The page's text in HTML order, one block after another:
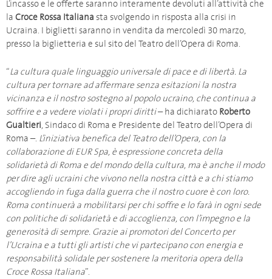
L’incasso e le offerte saranno interamente devoluti all’attività che
la Croce Rossa Italiana sta svolgendo in risposta alla crisi in
Ucraina. I biglietti saranno in vendita da mercoledì 30 marzo,
presso la biglietteria e sul sito del Teatro dell’Opera di Roma.
“La cultura quale linguaggio universale di pace e di libertà. La
cultura per tornare ad affermare senza esitazioni la nostra
vicinanza e il nostro sostegno al popolo ucraino, che continua a
soffrire e a vedere violati i propri diritti– ha dichiarato Roberto
Gualtieri, Sindaco di Roma e Presidente del Teatro dell’Opera di
Roma –. L’iniziativa benefica del Teatro dell’Opera, con la
collaborazione di EUR Spa, è espressione concreta della
solidarietà di Roma e del mondo della cultura, ma è anche il modo
per dire agli ucraini che vivono nella nostra città e a chi stiamo
accogliendo in fuga dalla guerra che il nostro cuore è con loro.
Roma continuerà a mobilitarsi per chi soffre e lo farà in ogni sede
con politiche di solidarietà e di accoglienza, con l’impegno e la
generosità di sempre. Grazie ai promotori del Concerto per
l’Ucraina e a tutti gli artisti che vi partecipano con energia e
responsabilità solidale per sostenere la meritoria opera della
Croce Rossa Italiana”.